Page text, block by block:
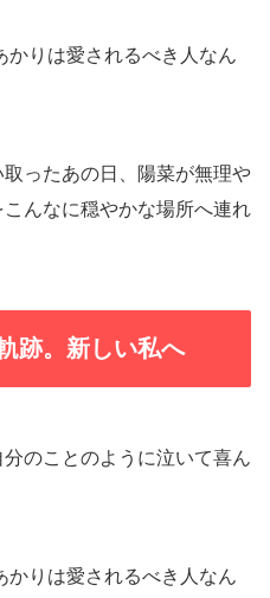
かりは愛されるべき人なん
ったあの日、陽菜が無理や
んなに穏やかな場所へ連れ
跡。新しい私へ
のことのように泣いて喜ん
かりは愛されるべき人なん